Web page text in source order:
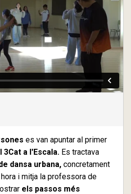
es van apuntar al primer
3Cat a l'Escala. Es tractava
dansa urbana, concretament
i mitja la professora de
els passos més